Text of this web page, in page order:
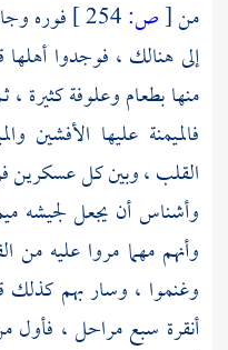
من[ص: فوره
إلى هنالك ، فوجدوا أهلها
منها بطعام وعلوفة كثيرة
فالميمنة عليها الأفشين
القلب ، وبين كل عسكرين
وأشناسأن يجعل لجيشه
وأنهم مهما مروا عليه
وغنموا ، وسار بهم كذلك
أنقرة سبع مراحل ،